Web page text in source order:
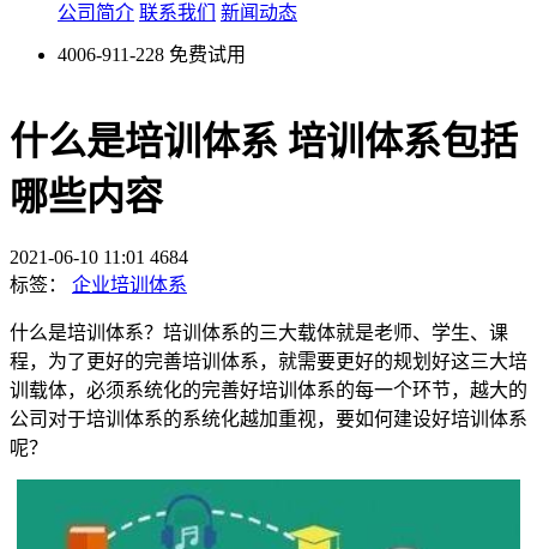
公司简介 联系我们 新闻动态
4006-911-228 免费试用
什么是培训体系 培训体系包括
哪些内容
2021-06-10 11:01 4684
标签：
企业培训体系
什么是培训体系？培训体系的三大载体就是老师、学生、课
程，为了更好的完善培训体系，就需要更好的规划好这三大培
训载体，必须系统化的完善好培训体系的每一个环节，越大的
公司对于培训体系的系统化越加重视，要如何建设好培训体系
呢？